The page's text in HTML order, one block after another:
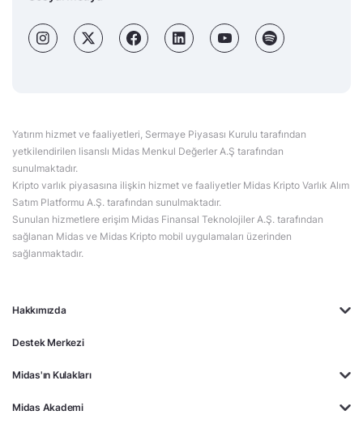
Hakkımızda
Destek Merkezi
Midas'ın Kulakları
Midas Akademi
Yatırım hizmet ve faaliyetleri, Sermaye Piyasası Kurulu tarafından
yetkilendirilen lisanslı Midas Menkul Değerler A.Ş tarafından
sunulmaktadır.
Kripto varlık piyasasına ilişkin hizmet ve faaliyetler Midas Kripto Varlık Alım
Satım Platformu A.Ş. tarafından sunulmaktadır.
Sunulan hizmetlere erişim Midas Finansal Teknolojiler A.Ş. tarafından
sağlanan Midas ve Midas Kripto mobil uygulamaları üzerinden
sağlanmaktadır.